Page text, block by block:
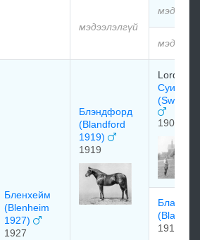
мэдээлэлгүй
Бленхейм
(Blenheim
1927)
1927
Блэндфорд
(Blandford
1919)
1919
Lord
1907
Бланш
1912